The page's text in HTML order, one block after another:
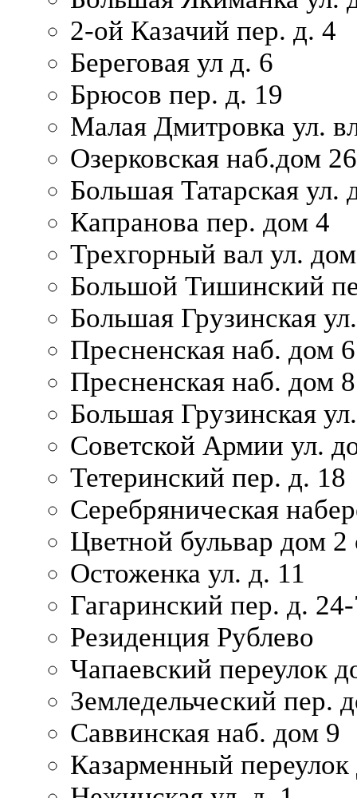
2-ой Казачий пер. д. 4
Береговая ул д. 6
Брюсов пер. д. 19
Малая Дмитровка ул.
Озерковская наб.дом 26
Большая Татарская ул.
Капранова пер. дом 4
Трехгорный вал ул.
Большой Тишинский
Большая Грузинская
Пресненская наб. дом
Пресненская наб. дом 8
Большая Грузинская
Советской Армии ул.
Тетеринский пер. д. 18
Серебряническая
Цветной бульвар дом 2
Остоженка ул. д. 11
Гагаринский пер. д.
Резиденция Рублево
Чапаевский переулок
Земледельческий пер.
Саввинская наб. дом 9
Казарменный переулок